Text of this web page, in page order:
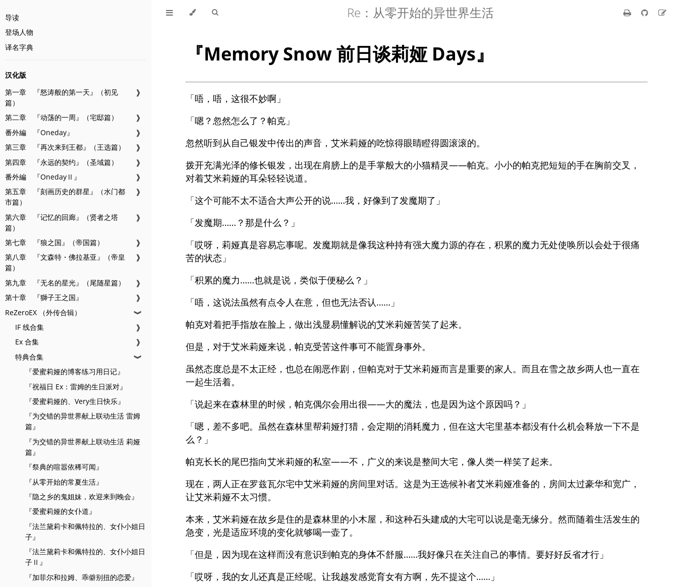
导读
登场人物
译名字典
汉化版
第一章 『怒涛般的第一天』（初见
篇）
❱
第二章 『动荡的一周』（宅邸篇）
❱
番外編 『Oneday』
❱
第三章 『再次来到王都』（王选篇）
❱
第四章 『永远的契约』（圣域篇）
❱
番外編 『OnedayⅡ』
❱
第五章 『刻画历史的群星』（水门都
市篇）
❱
第六章 『记忆的回廊』（贤者之塔
篇）
❱
第七章 『狼之国』（帝国篇）
❱
第八章 『文森特・佛拉基亚』（帝皇
篇）
❱
第九章 『无名的星光』（尾随星篇）
❱
第十章 『獅子王之国』
❱
ReZeroEX （外传合辑）
❱
IF 线合集
❱
Ex 合集
❱
特典合集
❱
『爱蜜莉娅的博客练习用日记』
『祝福日 Ex：雷姆的生日派对』
『爱蜜莉娅的、Very生日快乐』
『为交错的异世界献上联动生活 雷姆
篇』
『为交错的异世界献上联动生活 莉娅
篇』
『祭典的喧嚣依稀可闻』
『从零开始的常夏生活』
『隐之乡的鬼姐妹，欢迎来到晚会』
『爱蜜莉娅的女仆道』
『法兰黛莉卡和佩特拉的、女仆小姐日
子』
『法兰黛莉卡和佩特拉的、女仆小姐日
子Ⅱ』
『加菲尔和拉姆、乖僻别扭的恋爱』
Re：从零开始的异世界生活
『Memory Snow 前日谈莉娅 Days』
「唔，唔，这很不妙啊」
「嗯？忽然怎么了？帕克」
忽然听到从自己银发中传出的声音，艾米莉娅的吃惊得眼睛瞪得圆滚滚的。
拨开充满光泽的修长银发，出现在肩膀上的是手掌般大的小猫精灵——帕克。小小的帕克把短短的手在胸前交叉，
对着艾米莉娅的耳朵轻轻说道。
「这个可能不太不适合大声公开的说……我，好像到了发魔期了」
「发魔期……？那是什么？」
「哎呀，莉娅真是容易忘事呢。发魔期就是像我这种持有强大魔力源的存在，积累的魔力无处使唤所以会处于很痛
苦的状态」
「积累的魔力……也就是说，类似于便秘么？」
「唔，这说法虽然有点令人在意，但也无法否认……」
帕克对着把手指放在脸上，做出浅显易懂解说的艾米莉娅苦笑了起来。
但是，对于艾米莉娅来说，帕克受苦这件事可不能置身事外。
虽然态度总是不太正经，也总在闹恶作剧，但帕克对于艾米莉娅而言是重要的家人。而且在雪之故乡两人也一直在
一起生活着。
「说起来在森林里的时候，帕克偶尔会用出很——大的魔法，也是因为这个原因吗？」
「嗯，差不多吧。虽然在森林里帮莉娅打猎，会定期的消耗魔力，但在这大宅里基本都没有什么机会释放一下不是
么？」
帕克长长的尾巴指向艾米莉娅的私室——不，广义的来说是整间大宅，像人类一样笑了起来。
现在，两人正在罗兹瓦尔宅中艾米莉娅的房间里对话。这是为王选候补者艾米莉娅准备的，房间太过豪华和宽广，
让艾米莉娅不太习惯。
本来，艾米莉娅在故乡是住的是森林里的小木屋，和这种石头建成的大宅可以说是毫无缘分。然而随着生活发生的
急变，光是适应环境的变化就够喝一壶了。
「但是，因为现在这样而没有意识到帕克的身体不舒服……我好像只在关注自己的事情。要好好反省才行」
「哎呀，我的女儿还真是正经呢。让我越发感觉育女有方啊，先不提这个……」